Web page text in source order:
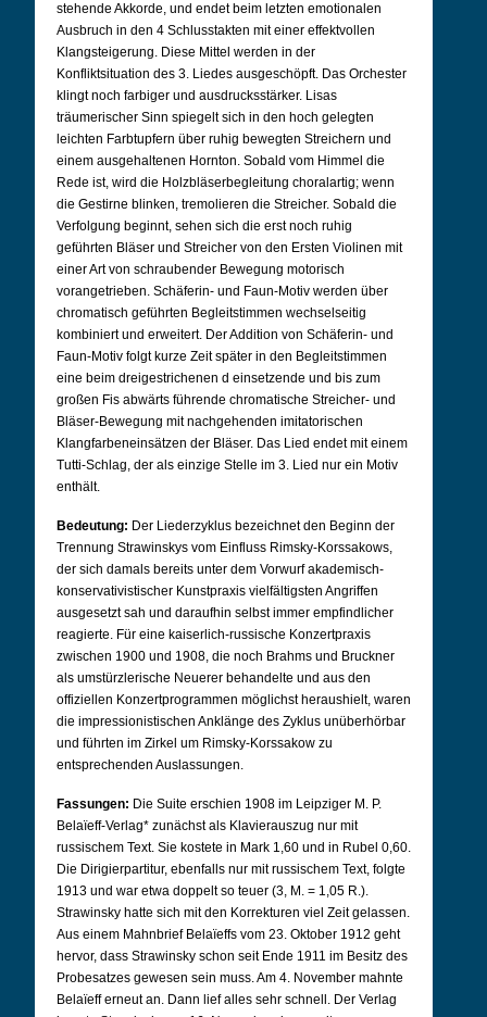
stehende Akkorde, und endet beim letzten emotionalen
Ausbruch in den 4 Schlusstakten mit einer effektvollen
Klangsteigerung. Diese Mittel werden in der
Konfliktsituation des 3. Liedes ausgeschöpft. Das Orchester
klingt noch farbiger und ausdrucksstärker. Lisas
träumerischer Sinn spiegelt sich in den hoch gelegten
leichten Farbtupfern über ruhig bewegten Streichern und
einem ausgehaltenen Hornton. Sobald vom Himmel die
Rede ist, wird die Holzbläserbegleitung choralartig; wenn
die Gestirne blinken, tremolieren die Streicher. Sobald die
Verfolgung beginnt, sehen sich die erst noch ruhig
geführten Bläser und Streicher von den Ersten Violinen mit
einer Art von schraubender Bewegung motorisch
vorangetrieben. Schäferin- und Faun-Motiv werden über
chromatisch geführten Begleitstimmen wechselseitig
kombiniert und erweitert. Der Addition von Schäferin- und
Faun-Motiv folgt kurze Zeit später in den Begleitstimmen
eine beim dreigestrichenen d einsetzende und bis zum
großen Fis abwärts führende chromatische Streicher- und
Bläser-Bewegung mit nachgehenden imitatorischen
Klangfarbeneinsätzen der Bläser. Das Lied endet mit einem
Tutti-Schlag, der als einzige Stelle im 3. Lied nur ein Motiv
enthält.
Bedeutung: Der Liederzyklus bezeichnet den Beginn der
Trennung Strawinskys vom Einfluss Rimsky-Korssakows,
der sich damals bereits unter dem Vorwurf akademisch-
konservativistischer Kunstpraxis vielfältigsten Angriffen
ausgesetzt sah und daraufhin selbst immer empfindlicher
reagierte. Für eine kaiserlich-russische Konzertpraxis
zwischen 1900 und 1908, die noch Brahms und Bruckner
als umstürzlerische Neuerer behandelte und aus den
offiziellen Konzertprogrammen möglichst heraushielt, waren
die impressionistischen Anklänge des Zyklus unüberhörbar
und führten im Zirkel um Rimsky-Korssakow zu
entsprechenden Auslassungen.
Fassungen: Die Suite erschien 1908 im Leipziger M. P.
Belaïeff-Verlag* zunächst als Klavierauszug nur mit
russischem Text. Sie kostete in Mark 1,60 und in Rubel 0,60.
Die Dirigierpartitur, ebenfalls nur mit russischem Text, folgte
1913 und war etwa doppelt so teuer (3, M. = 1,05 R.).
Strawinsky hatte sich mit den Korrekturen viel Zeit gelassen.
Aus einem Mahnbrief Belaïeffs vom 23. Oktober 1912 geht
hervor, dass Strawinsky schon seit Ende 1911 im Besitz des
Probesatzes gewesen sein muss. Am 4. November mahnte
Belaïeff erneut an. Dann lief alles sehr schnell. Der Verlag